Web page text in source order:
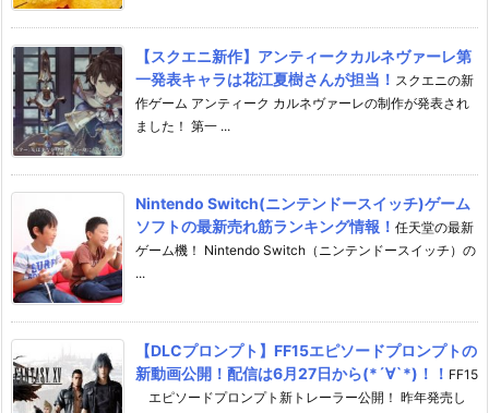
【スクエニ新作】アンティークカルネヴァーレ第
一発表キャラは花江夏樹さんが担当！ スクエニの新
作ゲーム アンティーク カルネヴァーレの制作が発表され
ました！ 第一 ...
Nintendo Switch(ニンテンドースイッチ)ゲーム
ソフトの最新売れ筋ランキング情報！ 任天堂の最新
ゲーム機！ Nintendo Switch（ニンテンドースイッチ）の
...
【DLCプロンプト】FF15エピソードプロンプトの
新動画公開！配信は6月27日から(*´∀`*)！！ FF15
エピソードプロンプト新トレーラー公開！ 昨年発売し